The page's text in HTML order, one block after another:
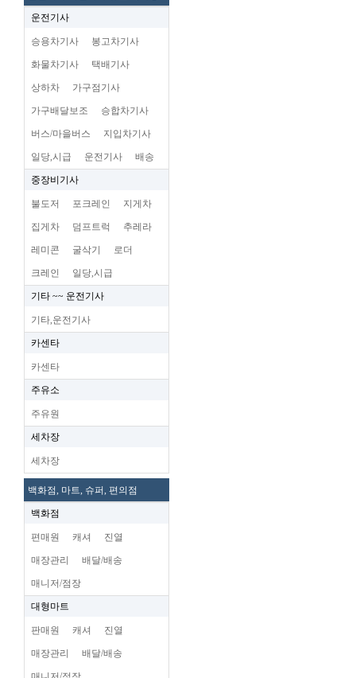
운전기사
승용차기사 봉고차기사
화물차기사 택배기사
상하차 가구점기사
가구배달보조 승합차기사
버스/마을버스 지입차기사
일당,시급 운전기사 배송
중장비기사
불도저 포크레인 지게차
집게차 덤프트럭 추레라
레미콘 굴삭기 로더
크레인 일당,시급
기타 ~~ 운전기사
기타,운전기사
카센타
카센타
주유소
주유원
세차장
세차장
백화점, 마트, 슈퍼, 편의점
백화점
편매원 캐셔 진열
매장관리 배달/배송
매니저/점장
대형마트
판매원 캐셔 진열
매장관리 배달/배송